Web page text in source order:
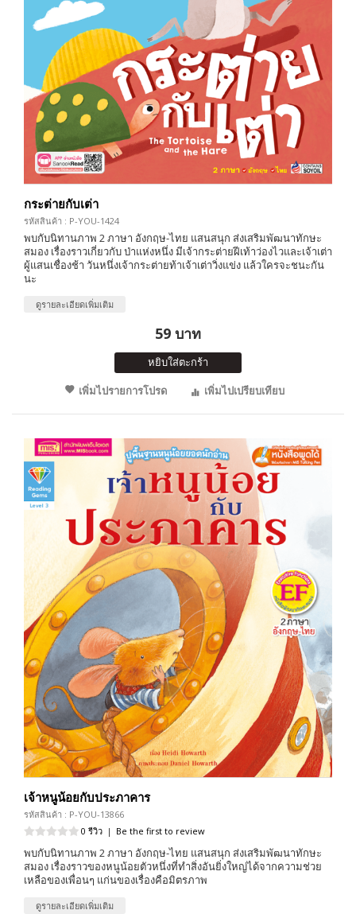
กระต่ายกับเต่า
รหัสสินค้า : P-YOU-1424
พบกับนิทานภาพ 2 ภาษา อังกฤษ-ไทย แสนสนุก ส่งเสริมพัฒนาทักษะ
สมอง เรื่องราวเกี่ยวกับ ป่าแห่งหนึ่ง มีเจ้ากระต่ายฝีเท้าว่องไวและเจ้าเต่า
ผู้แสนเชื่องช้า วันหนึ่งเจ้ากระต่ายท้าเจ้าเต่าวิ่งแข่ง แล้วใครจะชนะกัน
นะ
ดูรายละเอียดเพิ่มเติม
59 บาท
หยิบใส่ตะกร้า
เพิ่มไปรายการโปรด
เพิ่มไปเปรียบเทียบ
เจ้าหนูน้อยกับประภาคาร
รหัสสินค้า : P-YOU-13866
0 รีวิว | Be the first to review
พบกับนิทานภาพ 2 ภาษา อังกฤษ-ไทย แสนสนุก ส่งเสริมพัฒนาทักษะ
สมอง เรื่องราวของหนูน้อยตัวหนึ่งที่ทำสิ่งอันยิ่งใหญ่ได้จากความช่วย
เหลือของเพื่อนๆ แก่นของเรื่องคือมิตรภาพ
ดูรายละเอียดเพิ่มเติม